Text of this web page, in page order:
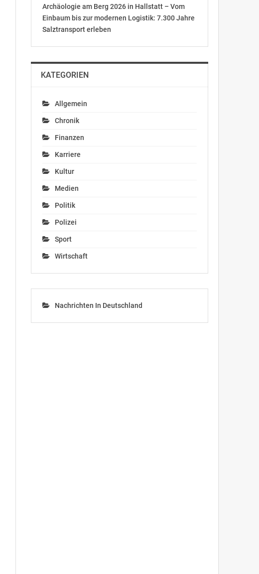
Archäologie am Berg 2026 in Hallstatt – Vom
Einbaum bis zur modernen Logistik: 7.300 Jahre
Salztransport erleben
KATEGORIEN
Allgemein
Chronik
Finanzen
Karriere
Kultur
Medien
Politik
Polizei
Sport
Wirtschaft
Nachrichten In Deutschland